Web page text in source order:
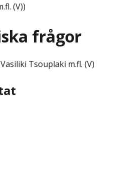
(V))
frågor
Tsouplaki m.fl. (V)